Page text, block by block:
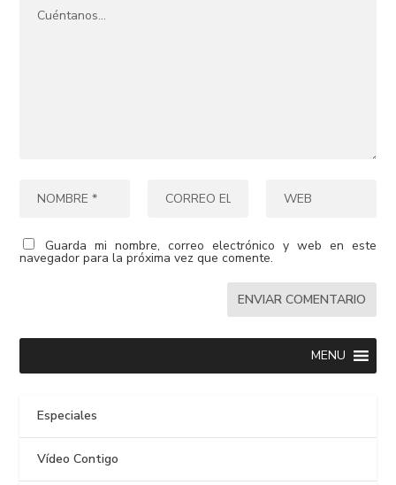
Guarda mi nombre, correo electrónico y web en este
navegador para la próxima vez que comente.
MENU
Especiales
Vídeo Contigo